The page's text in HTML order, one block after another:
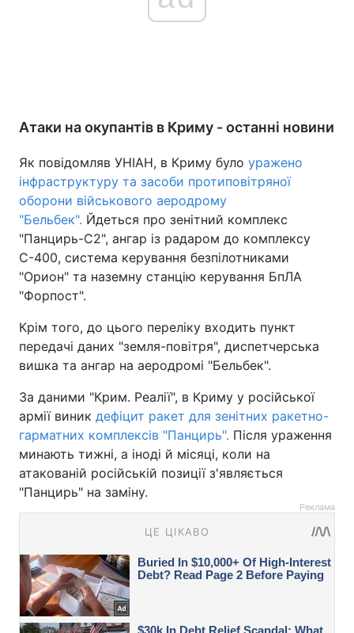
Атаки на окупантів в Криму - останні новини
Як повідомляв УНІАН, в Криму було уражено
інфраструктуру та засоби протиповітряної
оборони військового аеродрому
"Бельбек". Йдеться про зенітний комплекс
"Панцирь-С2", ангар із радаром до комплексу
С-400, система керування безпілотниками
"Орион" та наземну станцію керування БпЛА
"Форпост".
Крім того, до цього переліку входить пункт
передачі даних "земля-повітря", диспетчерська
вишка та ангар на аеродромі "Бельбек".
За даними "Крим. Реалії", в Криму у російської
армії виник дефіцит ракет для зенітних ракетно-
гарматних комплексів "Панцирь". Після ураження
минають тижні, а іноді й місяці, коли на
атакованій російській позиції з'являється
"Панцирь" на заміну.
Реклама